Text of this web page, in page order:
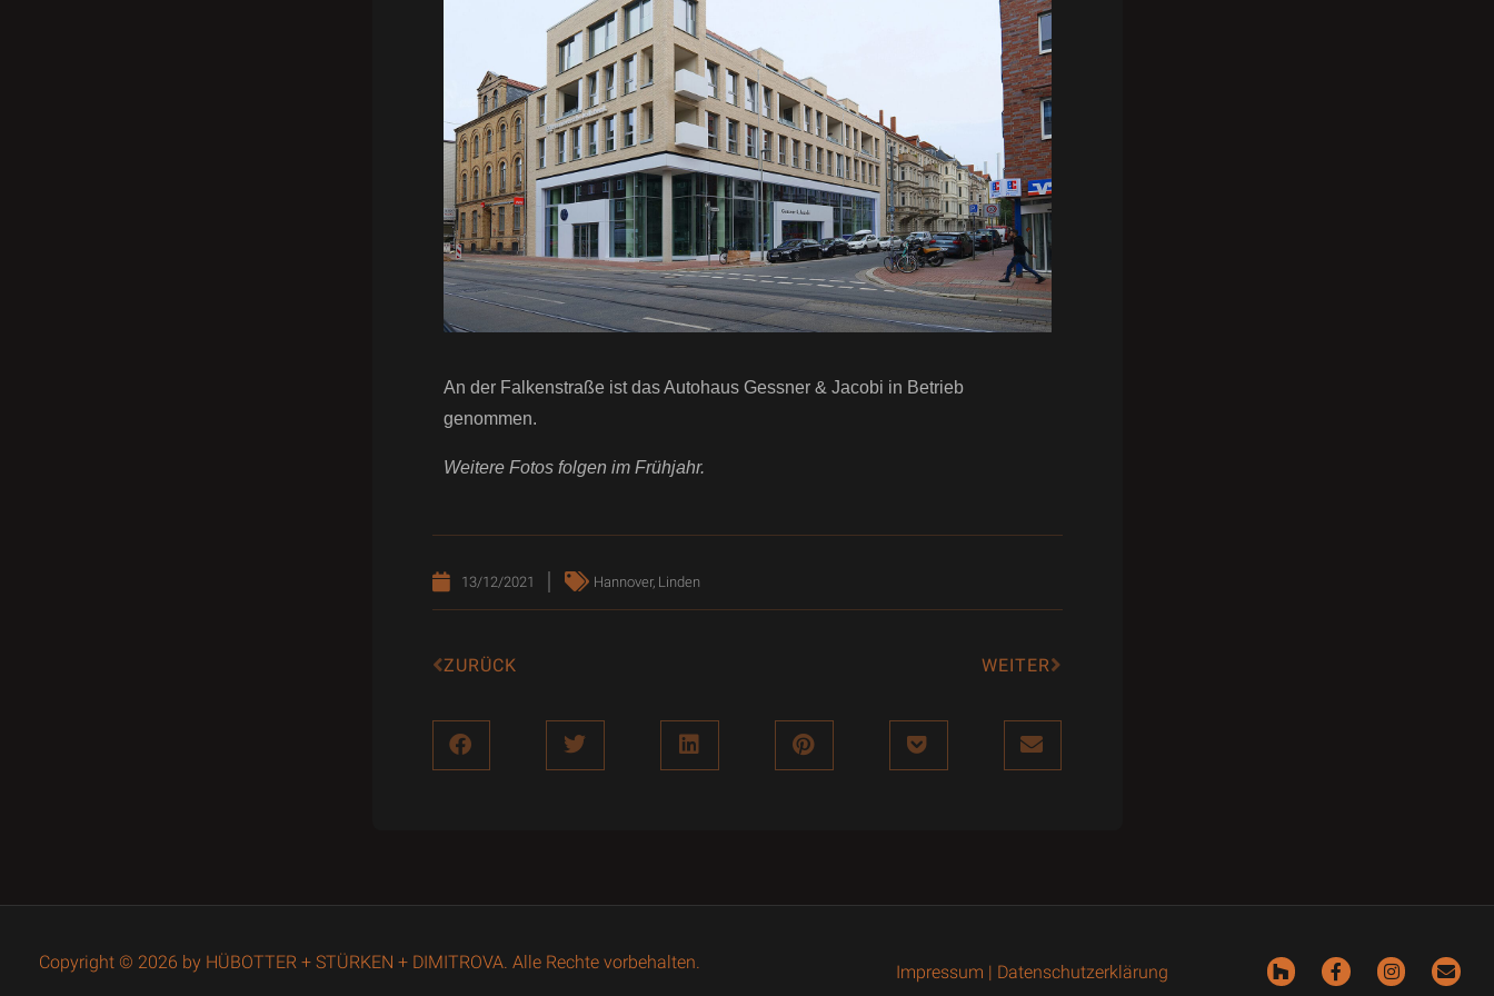
An der Falkenstraße ist das Autohaus Gessner & Jacobi in Betrieb
genommen.
Weitere Fotos folgen im Frühjahr.
13/12/2021 Hannover, Linden
ZURÜCK WEITER
Copyright © 2026 by HÜBOTTER + STÜRKEN + DIMITROVA. Alle Rechte vorbehalten. Impressum | Datenschutzerklärung